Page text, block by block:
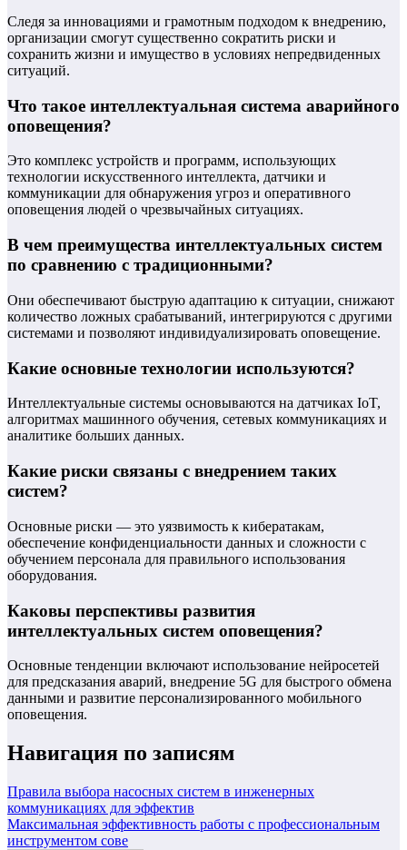
Следя за инновациями и грамотным подходом к внедрению,
организации смогут существенно сократить риски и
сохранить жизни и имущество в условиях непредвиденных
ситуаций.
Что такое интеллектуальная система аварийного
оповещения?
Это комплекс устройств и программ, использующих
технологии искусственного интеллекта, датчики и
коммуникации для обнаружения угроз и оперативного
оповещения людей о чрезвычайных ситуациях.
В чем преимущества интеллектуальных систем
по сравнению с традиционными?
Они обеспечивают быструю адаптацию к ситуации, снижают
количество ложных срабатываний, интегрируются с другими
системами и позволяют индивидуализировать оповещение.
Какие основные технологии используются?
Интеллектуальные системы основываются на датчиках IoT,
алгоритмах машинного обучения, сетевых коммуникациях и
аналитике больших данных.
Какие риски связаны с внедрением таких
систем?
Основные риски — это уязвимость к кибератакам,
обеспечение конфиденциальности данных и сложности с
обучением персонала для правильного использования
оборудования.
Каковы перспективы развития
интеллектуальных систем оповещения?
Основные тенденции включают использование нейросетей
для предсказания аварий, внедрение 5G для быстрого обмена
данными и развитие персонализированного мобильного
оповещения.
Навигация по записям
Правила выбора насосных систем в инженерных
коммуникациях для эффектив
Максимальная эффективность работы с профессиональным
инструментом сове